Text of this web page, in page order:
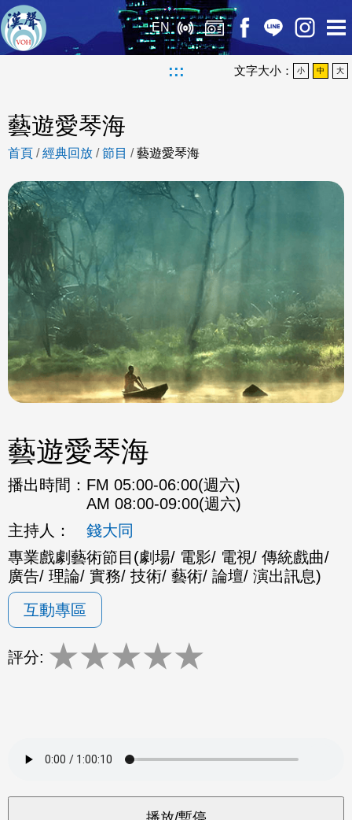
EN
::: 文字大小： 小 中 大
藝遊愛琴海
首頁 /經典回放 /節目 /藝遊愛琴海
藝遊愛琴海
播出時間： FM 05:00-06:00(週六)
AM 08:00-09:00(週六)
主持人：
錢大同
專業戲劇藝術節目(劇場/ 電影/ 電視/ 傳統戲曲/
廣告/ 理論/ 實務/ 技術/ 藝術/ 論壇/ 演出訊息)
互動專區
評分: ★★★★★